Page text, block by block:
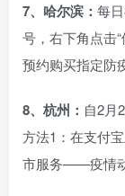
7、哈尔滨： 每
号，右下角点击
预约购买指定防
8、杭州： 自2月
方法1：在支付
市服务——疫情动